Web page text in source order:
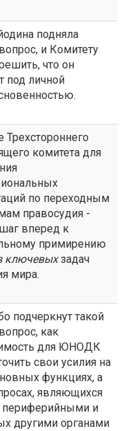
подняла
и Комитету
что он
под личной
Трехстороннего
комитета для
по переходным
правосудия -
вперед к
примирению
ключевыхзадач
мира.
подчеркнут такой
как
для ЮНОДК
свои усилия на
функциях, а
являющихся
периферийными и
другими органами